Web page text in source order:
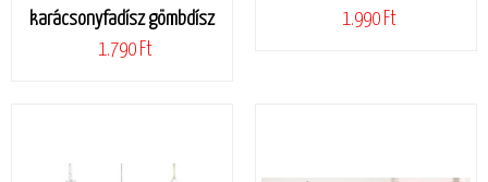
karácsonyfadísz gömbdísz
1.790 Ft
1.990 Ft